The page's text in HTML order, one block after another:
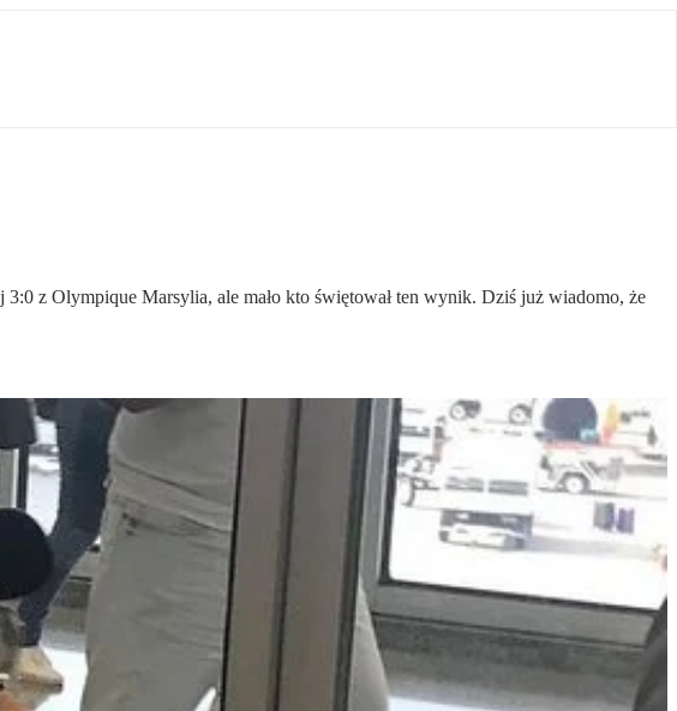
z Olympique Marsylia, ale mało kto świętował ten wynik. Dziś już wiadomo, że